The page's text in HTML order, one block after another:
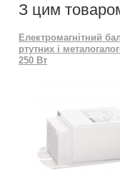
З цим
Електромагнітний
ртутних і
250 Вт